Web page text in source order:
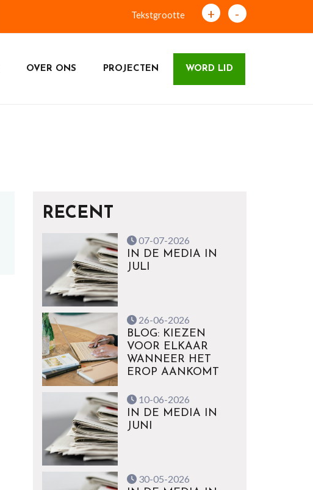
Tekstgrootte + -
OVER ONS PROJECTEN WORD LID
RECENT
07-07-2026
IN DE MEDIA IN
JULI
26-06-2026
BLOG: KIEZEN
VOOR ELKAAR
WANNEER HET
EROP AANKOMT
10-06-2026
IN DE MEDIA IN
JUNI
30-05-2026